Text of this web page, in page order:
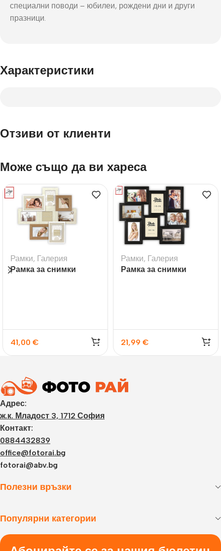
специални поводи – юбилеи, рождени дни и други
празници.
Характеристики
Отзиви от клиенти
Може също да ви хареса
Рамки, Галерия
Рамка за снимки
41,00 €
Рамки, Галерия
Рамка за снимки
21,99 €
Адрес:
ж.к. Младост 3, 1712 София
Контакт:
0884432839
office@fotorai.bg
fotorai@abv.bg
Полезни връзки
Популярни категории